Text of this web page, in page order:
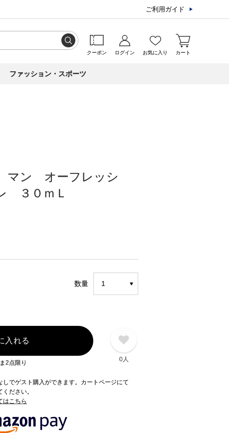
ご利用ガイド
クーポン ログイン お気に入り カート
ファッション・スポーツ
マン オーフレッシ
３０ｍＬ
数量
入れる
2点限り 0人
でゲスト購入ができます。カートページにて
ださい。
はこちら